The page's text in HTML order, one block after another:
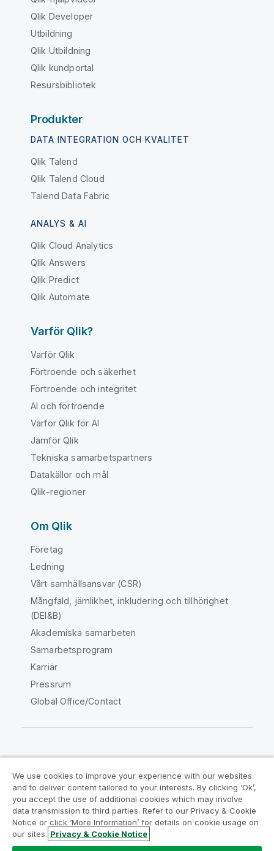
Qlik Developer
Utbildning
Qlik Utbildning
Qlik kundportal
Resursbibliotek
Produkter
DATA INTEGRATION OCH KVALITET
Qlik Talend
Qlik Talend Cloud
Talend Data Fabric
ANALYS & AI
Qlik Cloud Analytics
Qlik Answers
Qlik Predict
Qlik Automate
Varför Qlik?
Varför Qlik
Förtroende och säkerhet
Förtroende och integritet
AI och förtroende
Varför Qlik för AI
Jämför Qlik
Tekniska samarbetspartners
Datakällor och mål
Qlik-regioner
Om Qlik
Företag
Ledning
Vårt samhällsansvar (CSR)
Mångfald, jämlikhet, inkludering och tillhörighet
(DEI&B)
Akademiska samarbeten
Samarbetsprogram
Karriär
Pressrum
Global Office/Contact
Juridiska avtal
Produktvillkor
Legal Policies
Legal Policies
Användningsvillkor
Varumärken
Do Not Share My Info
We use cookies to improve your experience with our websites
and to deliver content tailored to your interests. By clicking ‘Ok’,
you accept the use of additional cookies which may involve
data transmission to third parties. Refer to our Privacy & Cookie
Notice or click ‘More Information’ for details on cookie usage on
our sites. Privacy & Cookie Notice